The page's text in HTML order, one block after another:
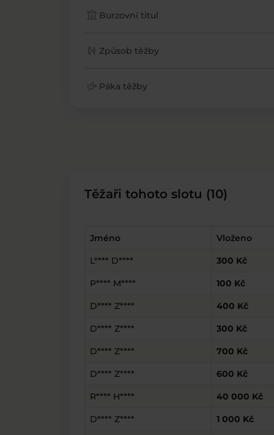
account_balance Burzovní titul
candlestick_chart Způsob těžby
finance_mode Páka těžby
Těžaři tohoto slotu (10)
Jméno Vloženo
L**** D**** 300 Kč
P**** M**** 100 Kč
D**** Z**** 400 Kč
D**** Z**** 300 Kč
D**** Z**** 700 Kč
D**** Z**** 600 Kč
R**** H**** 40 000 Kč
D**** Z**** 1 000 Kč